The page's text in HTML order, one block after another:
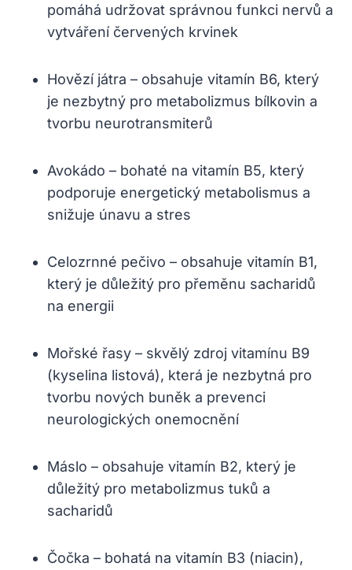
pomáhá udržovat správnou funkci nervů a
vytváření červených krvinek
Hovězí játra – obsahuje vitamín B6, který
je nezbytný pro metabolizmus bílkovin a
tvorbu neurotransmiterů
Avokádo – bohaté na vitamín B5, který
podporuje energetický metabolismus a
snižuje únavu a stres
Celozrnné pečivo – obsahuje vitamín B1,
který je důležitý pro přeměnu sacharidů
na energii
Mořské řasy – skvělý zdroj vitamínu B9
(kyselina listová), která je nezbytná pro
tvorbu nových buněk a prevenci
neurologických onemocnění
Máslo – obsahuje vitamín B2, který je
důležitý pro metabolizmus tuků a
sacharidů
Čočka – bohatá na vitamín B3 (niacin),